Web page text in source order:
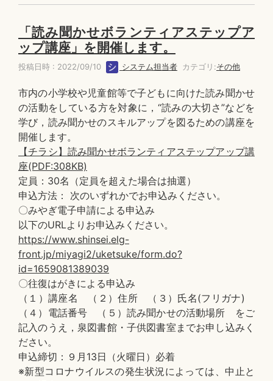
「読み聞かせボランティアステップア
ップ講座」を開催します。
投稿日時 : 2022/09/10 システム担当者 カテゴリ:その他
市内の小学校や児童館等で子どもに向けた読み聞かせ
の活動をしている方を対象に，“読みの大切さ”などを
学び，読み聞かせのスキルアップを図るための講座を
開催します。
【チラシ】読み聞かせボランティアステップアップ講
座(PDF:308KB)
定員：30名（定員を超えた場合は抽選）
申込方法： 次のいずれかでお申込みください。
〇みやぎ電子申請による申込み
以下のURLよりお申込みください。
https://www.shinsei.elg-
front.jp/miyagi2/uketsuke/form.do?
id=1659081389039
〇往復はがきによる申込み
（１）講座名 （２）住所 （３）氏名(フリガナ)
（４）電話番号 （５）読み聞かせの活動場所 をご
記入のうえ，泉図書館・子供図書室までお申し込みく
ださい。
申込締切：９月13日（火曜日）必着
※新型コロナウイルスの発生状況によっては、中止と